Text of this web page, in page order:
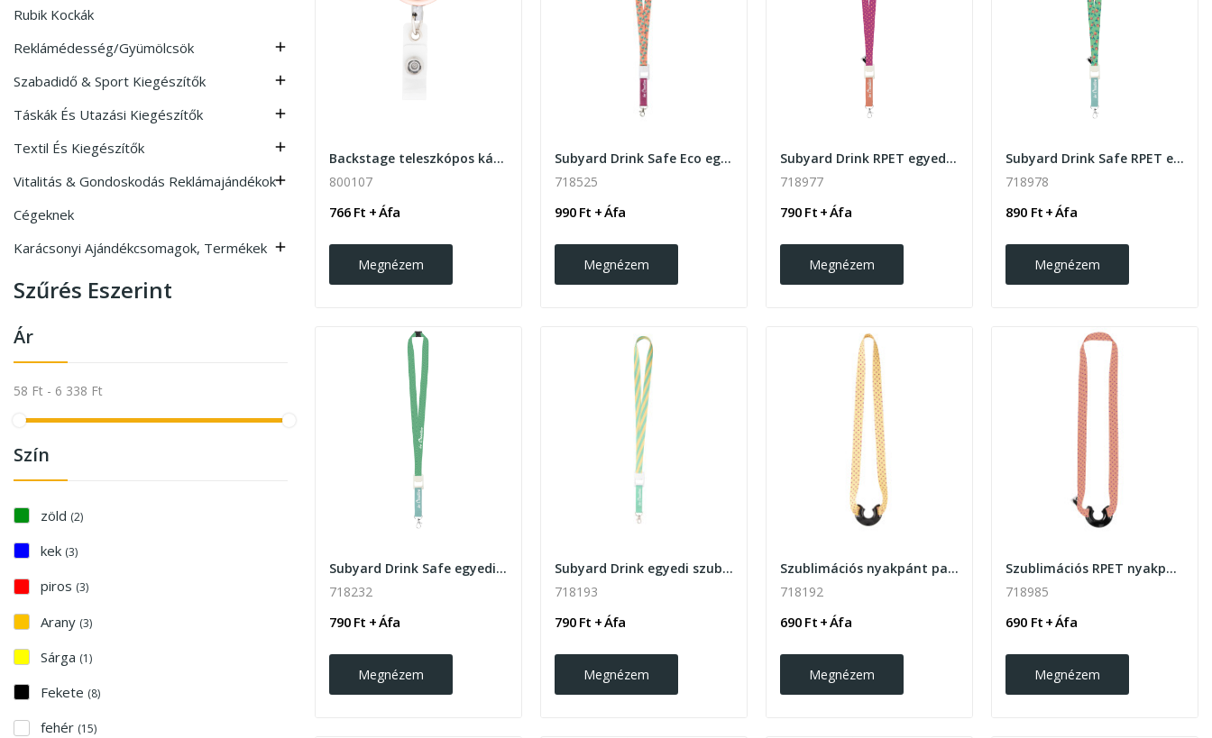
Rubik Kockák
Reklámédesség/Gyümölcsök

Szabadidő & Sport Kiegészítők 
Táskák És Utazási Kiegészítők 
Textil És Kiegészítők 
Vitalitás & Gondoskodás Reklámajándékok
Cégeknek

Karácsonyi Ajándékcsomagok, Termékek 
Szűrés Eszerint
Ár
58 Ft - 6 338 Ft
Szín
zöld (2)
kek (3)
piros (3)
Arany (3)
Sárga (1)
Fekete (8)
fehér (15)
Backstage teleszkópos kártyatartó
800107
766 Ft + Áfa
Megnézem
Subyard Drink Safe Eco egyedi szublimációs...
718525
990 Ft + Áfa
Megnézem
Subyard Drink RPET egyedi szublimációs nyakpánt
718977
790 Ft + Áfa
Megnézem
Subyard Drink Safe RPET egyedi szublimációs...
718978
890 Ft + Áfa
Megnézem
Subyard Drink Safe egyedi szublimációs nyakpánt
718232
790 Ft + Áfa
Megnézem
Subyard Drink egyedi szublimációs nyakpánt
718193
790 Ft + Áfa
Megnézem
Szublimációs nyakpánt palacktartóval
718192
690 Ft + Áfa
Megnézem
Szublimációs RPET nyakpánt palacktartóval
718985
690 Ft + Áfa
Megnézem